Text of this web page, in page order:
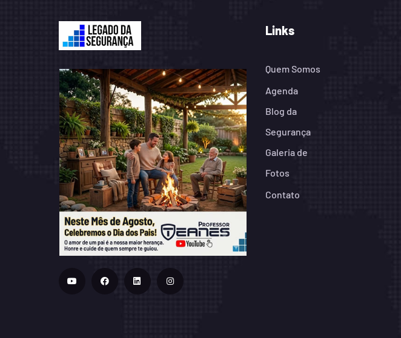
Links
Quem Somos
Agenda
Blog da
Segurança
Galeria de
Fotos
Contato